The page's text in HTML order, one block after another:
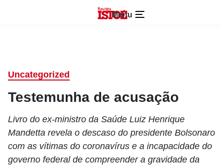
Menu
Uncategorized
Testemunha de acusação
Livro do ex-ministro da Saúde Luiz Henrique
Mandetta revela o descaso do presidente Bolsonaro
com as vítimas do coronavírus e a incapacidade do
governo federal de compreender a gravidade da